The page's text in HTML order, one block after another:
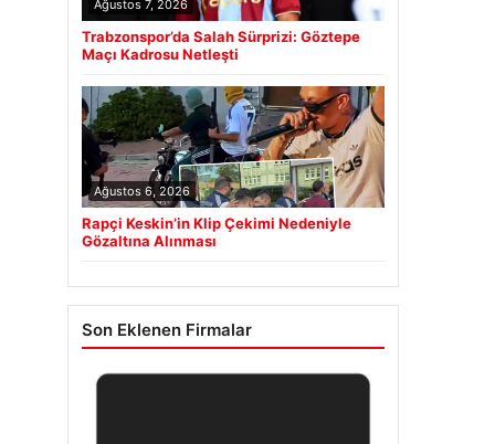
Ağustos 7, 2026
Trabzonspor’da Salah Sürprizi: Göztepe
Maçı Kadrosu Netleşti
Ağustos 6, 2026
Rapçi Keskin’in Klip Çekimi Nedeniyle
Gözaltına Alınması
Son Eklenen Firmalar